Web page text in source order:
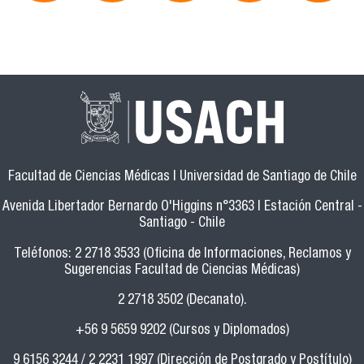
Facultad de Ciencias Médicas | Universidad de Santiago de Chile
Avenida Libertador Bernardo O'Higgins n°3363 | Estación Central -
Santiago - Chile
Teléfonos: 2 2718 3533 (Oficina de Informaciones, Reclamos y
Sugerencias Facultad de Ciencias Médicas)
2 2718 3502 (Decanato).
+56 9 5659 9202 (Cursos y Diplomados)